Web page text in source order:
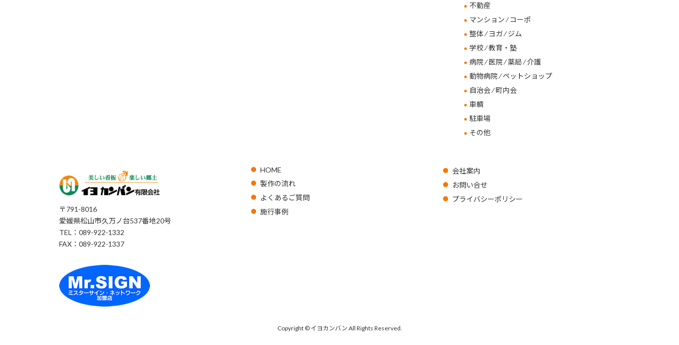
不動産
マンション ⁄ コーポ
整体 ⁄ ヨガ ⁄ ジム
学校 ⁄ 教育・塾
病院 ⁄ 医院 ⁄ 薬局 ⁄ 介護
動物病院 ⁄ ペットショップ
自治会 ⁄ 町内会
車輌
駐車場
その他
〒791-8016
愛媛県松山市久万ノ台537番地20号
TEL：089-922-1332
FAX：089-922-1337
HOME
製作の流れ
よくあるご質問
施行事例
会社案内
お問い合せ
プライバシーポリシー
Copyright © イヨカンバン All Rights Reserved.